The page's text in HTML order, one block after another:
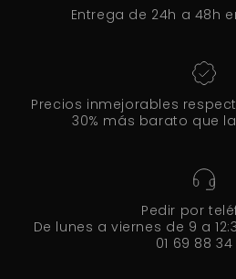
Entrega de 24h a 48h
Precios inmejorables
30% más barato que
Pedir por
De lunes a viernes de 9 a
01 69 88 34